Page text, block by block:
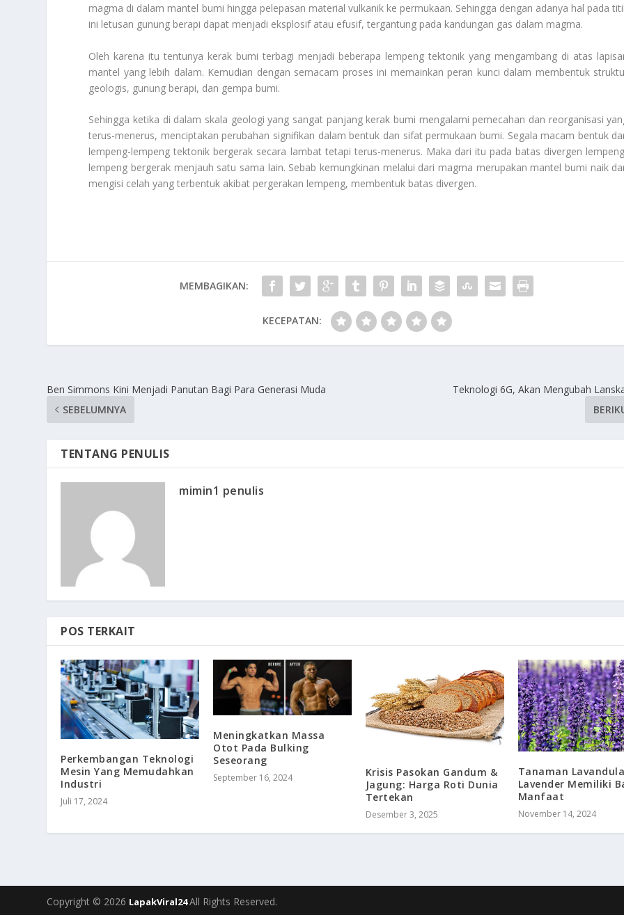
magma di dalam mantel bumi hingga pelepasan material vulkanik ke permukaan. Sehingga dengan adanya hal pada
ini letusan gunung berapi dapat menjadi eksplosif atau efusif, tergantung pada kandungan gas dalam magma.
Oleh karena itu tentunya kerak bumi terbagi menjadi beberapa lempeng tektonik yang mengambang di atas
mantel yang lebih dalam. Kemudian dengan semacam proses ini memainkan peran kunci dalam membentuk
geologis, gunung berapi, dan gempa bumi.
Sehingga ketika di dalam skala geologi yang sangat panjang kerak bumi mengalami pemecahan dan reorganisasi
terus-menerus, menciptakan perubahan signifikan dalam bentuk dan sifat permukaan bumi. Segala macam bentuk
lempeng-lempeng tektonik bergerak secara lambat tetapi terus-menerus. Maka dari itu pada batas divergen
lempeng bergerak menjauh satu sama lain. Sebab kemungkinan melalui dari magma merupakan mantel bumi naik
mengisi celah yang terbentuk akibat pergerakan lempeng, membentuk batas divergen.
MEMBAGIKAN:
KECEPATAN:
Ben Simmons Kini Menjadi Panutan Bagi Para Generasi Muda
SEBELUMNYA
Teknologi 6G, Akan Mengubah
TENTANG PENULIS
mimin1 penulis
POS TERKAIT
Perkembangan Teknologi
Mesin Yang Memudahkan
Industri
Juli 17, 2024
Meningkatkan Massa
Otot Pada Bulking
Seseorang
September 16, 2024
Krisis Pasokan Gandum &
Jagung: Harga Roti Dunia
Tertekan
Desember 3, 2025
Tanaman
Lavender Memiliki
Manfaat
November 14, 2024
Copyright © 2026 LapakViral24All Rights Reserved.